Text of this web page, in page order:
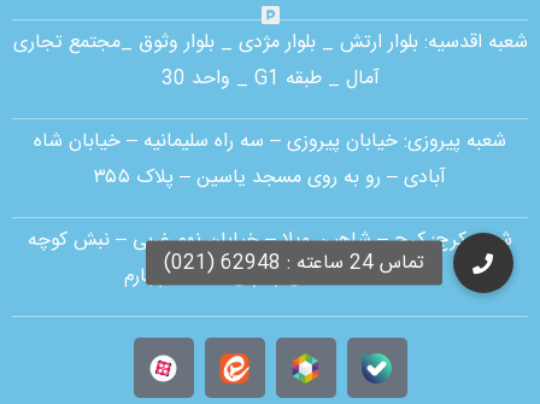
شعبه اقدسیه:بلوار ارتش _ بلوار مژدی _ بلوار وثوق _مجتمع تجاری
آمال _ طبقه G1 _ واحد 30
شعبه پیروزی: خیابان پیروزی – سه راه سلیمانیه – خیابان شاه
آبادی – رو به روی مسجد یاسین – پلاک ۳۵۵
شعبه کرج:کرج – شاهین ویلا – خیابان نهم غربی – نبش کوچه
قنات – ساختمان زاگرس – طبقه چهارم